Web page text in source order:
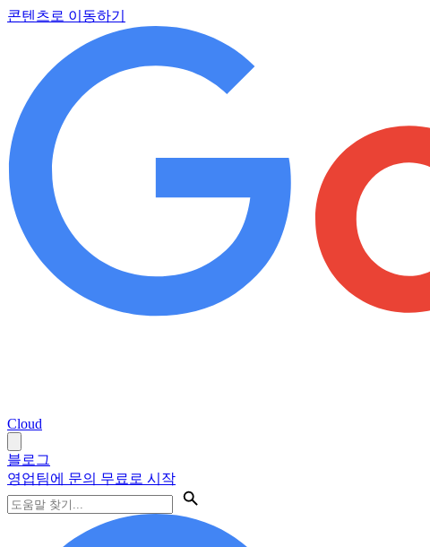
콘텐츠로 이동하기
Cloud
블로그
영업팀에 문의 무료로 시작